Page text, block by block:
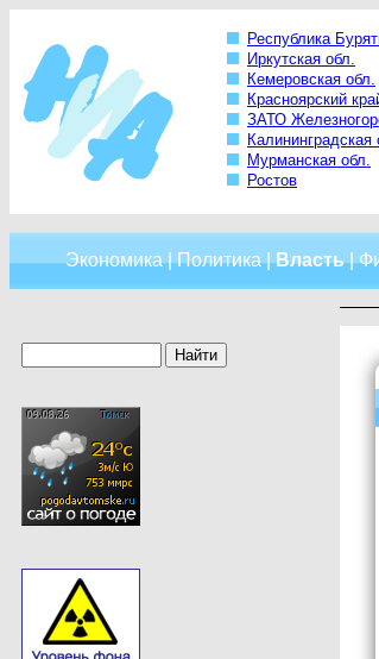
Республика
Иркутская обл.
Кемеровская обл.
Красноярский
ЗАТО
Калининградская
Мурманская обл.
Ростов
Экономика|Политика|Власть|